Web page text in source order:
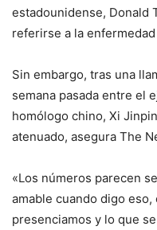
estadounidense, Donald
referirse a la
Sin embargo, tras una
semana pasada entre el
homólogo chino, Xi
atenuado, asegura The
«Los números parecen
amable cuando digo
presenciamos y lo que